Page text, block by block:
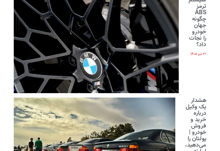
ترمز
ABS
چگونه
جهان
خودرو
را نجات
داد؟
۳۱ تیر ۱۴۰۵
هشدار
یک وکیل
درباره
خرید و
فروش
خودرو |
پولتان را
می‌دهید،